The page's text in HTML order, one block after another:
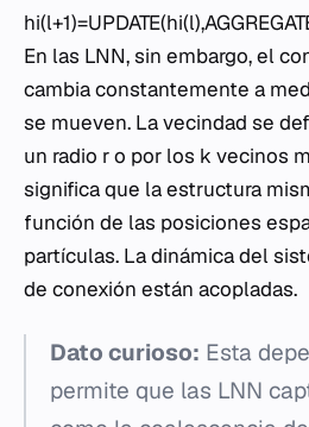
En las LNN, sin embargo, el
cambia constantemente a
se mueven. La vecindad se
un radio r o por los k vecinos
significa que la estructura
función de las posiciones
partículas. La dinámica del
de conexión están acopladas.
Dato curioso: Esta
permite que las LNN